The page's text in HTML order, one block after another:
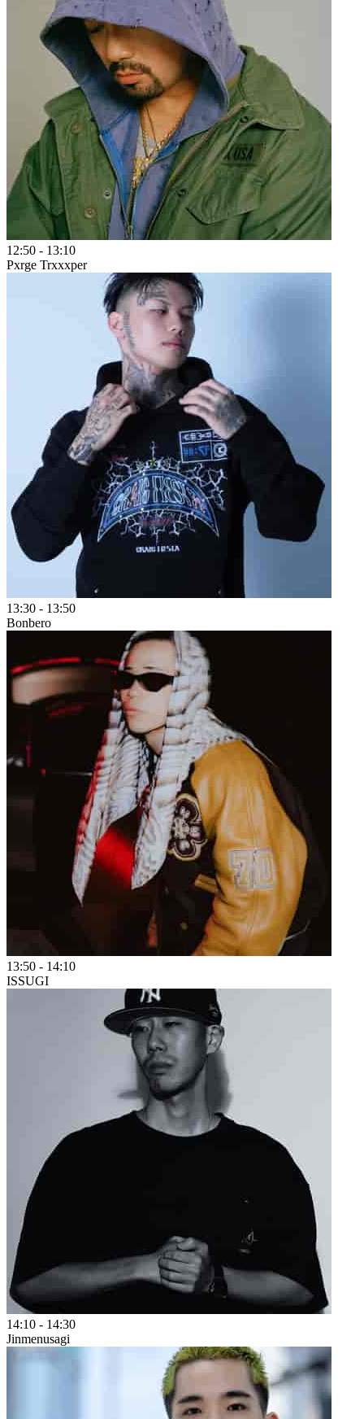
12:50 - 13:10
Pxrge Trxxxper
13:30 - 13:50
Bonbero
13:50 - 14:10
ISSUGI
14:10 - 14:30
Jinmenusagi